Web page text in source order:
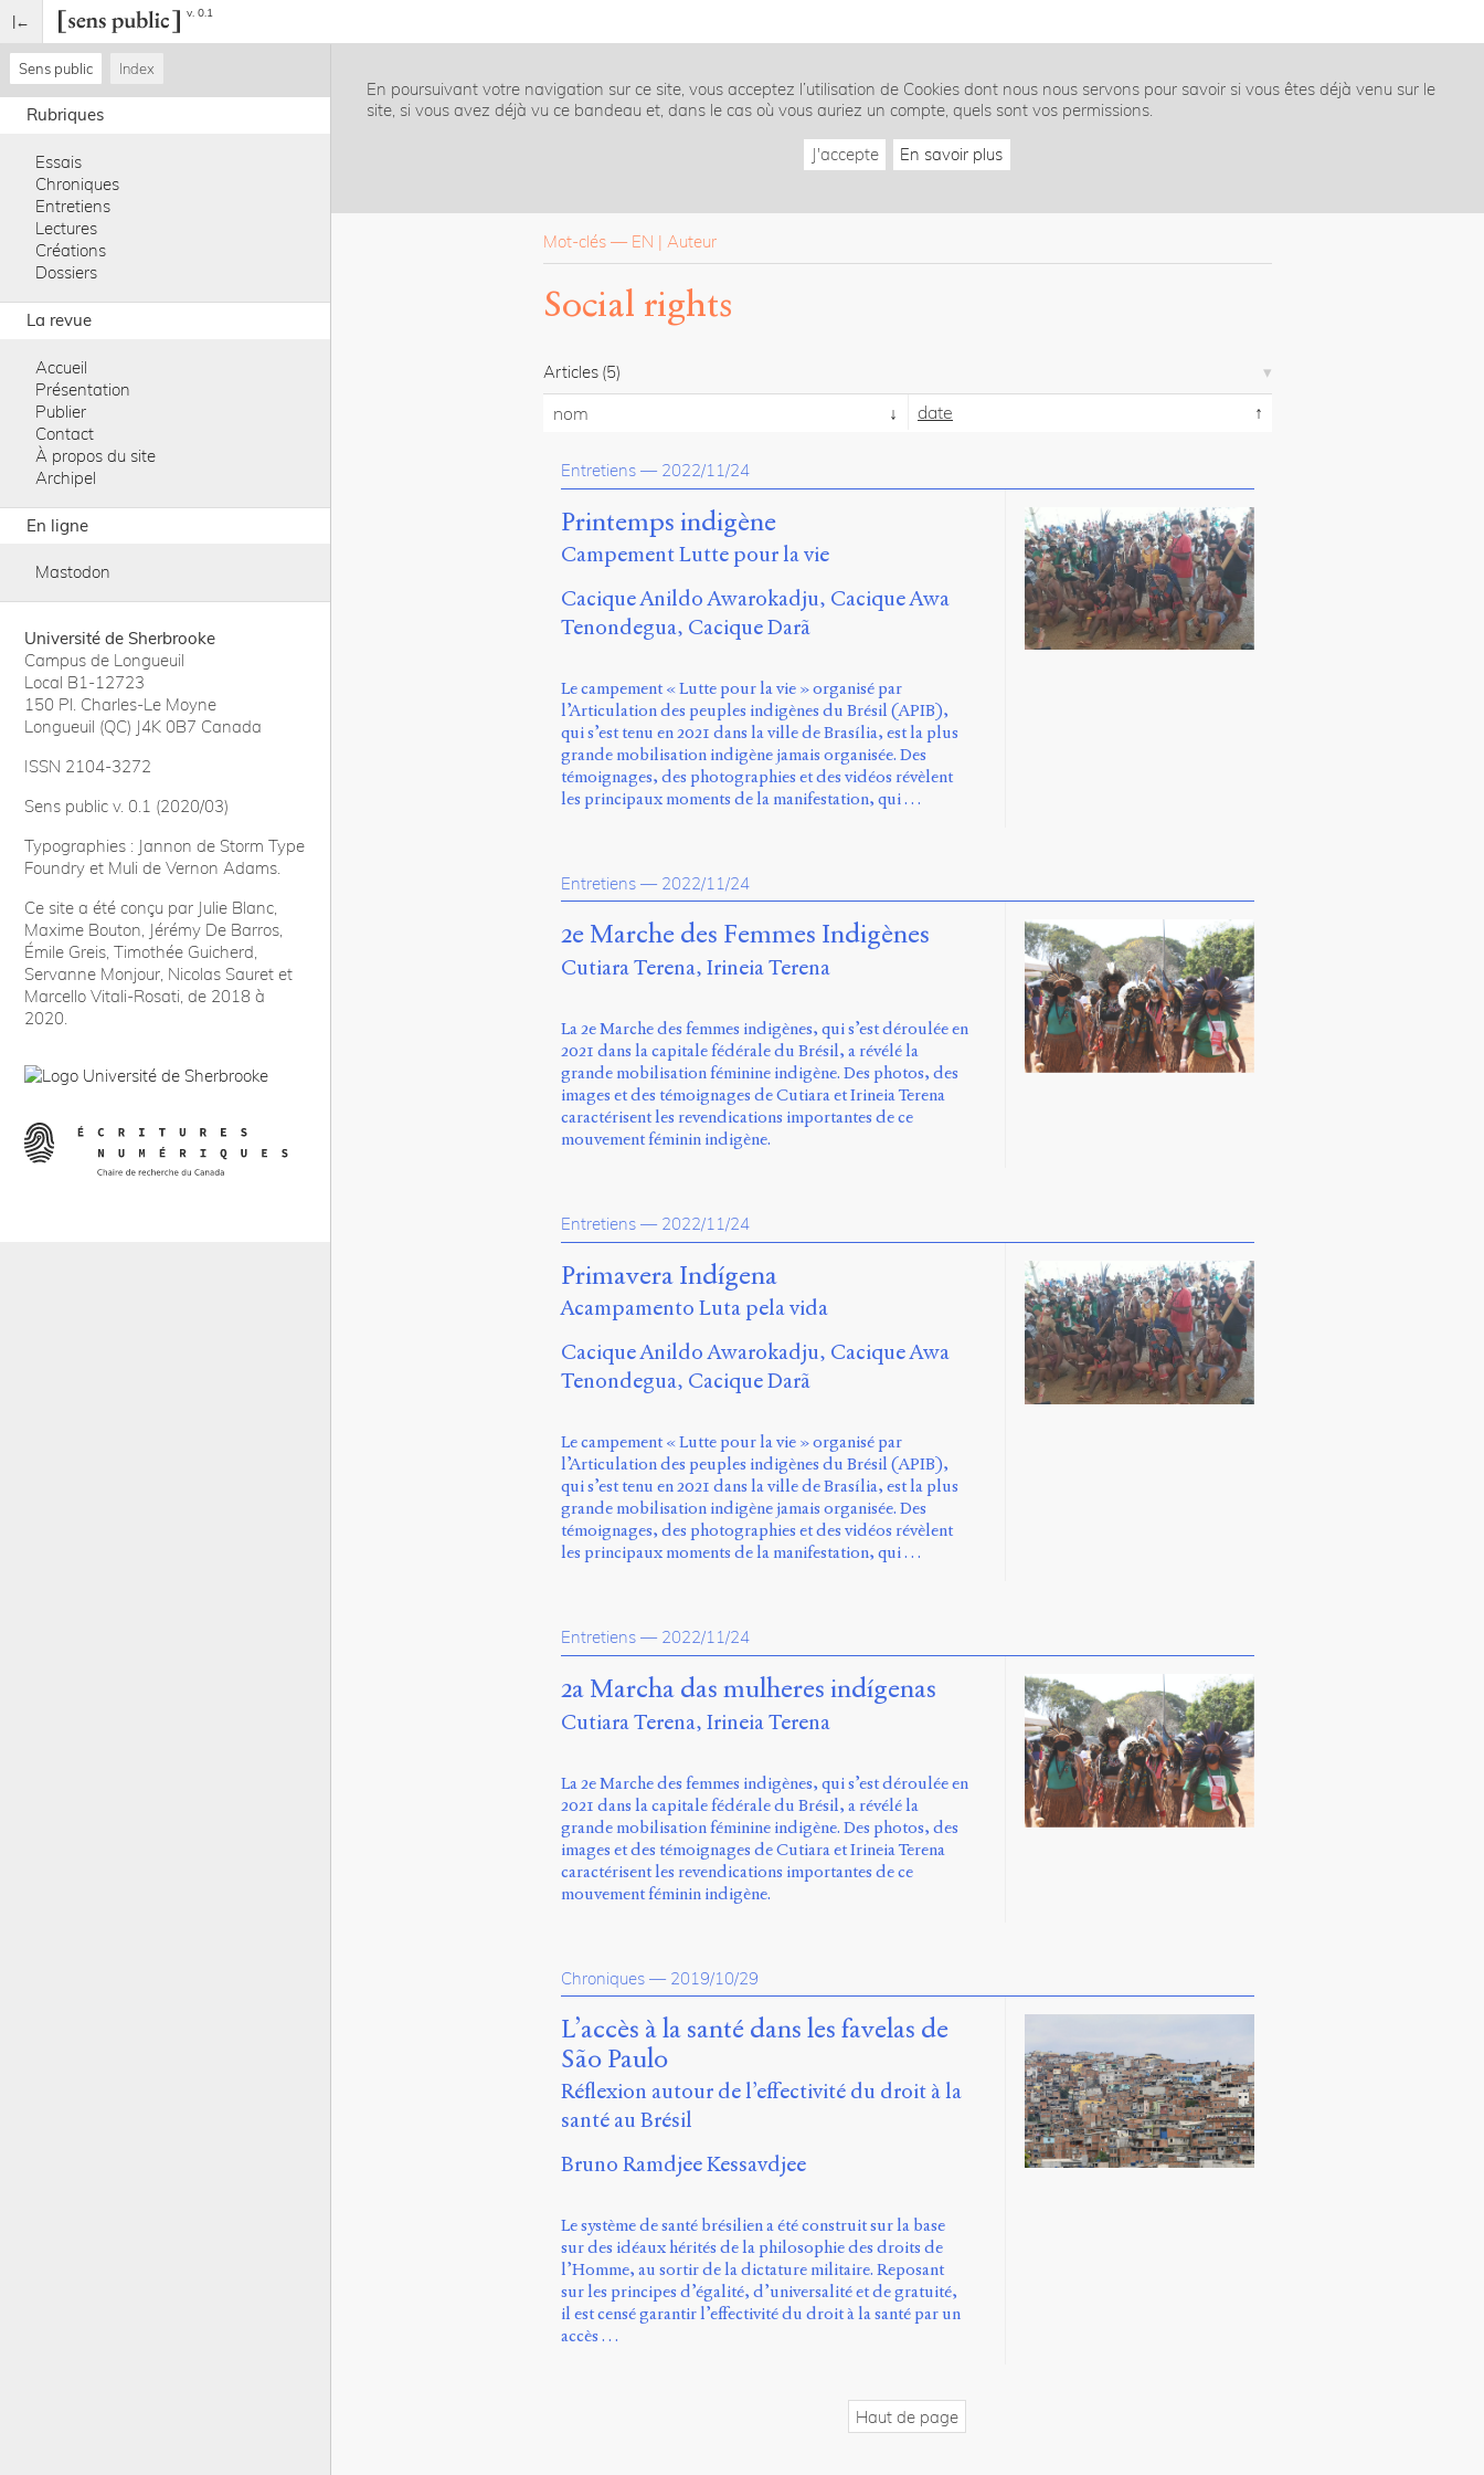
v. 0.1
Sens public Index
Rubriques
Essais
Chroniques
Entretiens
Lectures
Créations
Dossiers
La revue
Accueil
Présentation
Publier
Contact
À propos du site
Archipel
En ligne
Mastodon
Université de Sherbrooke
Campus de Longueuil
Local B1-12723
150 Pl. Charles-Le Moyne
Longueuil (QC) J4K 0B7 Canada
ISSN 2104-3272
Sens public v. 0.1 (2020/03)
Typographies : Jannon de Storm Type
Foundry et Muli de Vernon Adams.
Ce site a été conçu par Julie Blanc,
Maxime Bouton, Jérémy De Barros,
Émile Greis, Timothée Guicherd,
Servanne Monjour, Nicolas Sauret et
Marcello Vitali-Rosati, de 2018 à
2020.
En poursuivant votre navigation sur ce site, vous acceptez l’utilisation de Cookies dont nous nous servons pour savoir si vous êtes déjà venu sur le
site, si vous avez déjà vu ce bandeau et, dans le cas où vous auriez un compte, quels sont vos permissions.
J'accepte En savoir plus
Mot-clés — EN Auteur
Social rights
Articles (5)
nom date
Entretiens — 2022/11/24
Printemps indigène
Campement Lutte pour la vie
Cacique Anildo Awarokadju Cacique Awa
Tenondegua Cacique Darã
Le campement « Lutte pour la vie » organisé par
l’Articulation des peuples indigènes du Brésil (APIB),
qui s’est tenu en 2021 dans la ville de Brasília, est la plus
grande mobilisation indigène jamais organisée. Des
témoignages, des photographies et des vidéos révèlent
les principaux moments de la manifestation, qui …
Entretiens — 2022/11/24
2e Marche des Femmes Indigènes
Cutiara Terena Irineia Terena
La 2e Marche des femmes indigènes, qui s’est déroulée en
2021 dans la capitale fédérale du Brésil, a révélé la
grande mobilisation féminine indigène. Des photos, des
images et des témoignages de Cutiara et Irineia Terena
caractérisent les revendications importantes de ce
mouvement féminin indigène.
Entretiens — 2022/11/24
Primavera Indígena
Acampamento Luta pela vida
Cacique Anildo Awarokadju Cacique Awa
Tenondegua Cacique Darã
Le campement « Lutte pour la vie » organisé par
l’Articulation des peuples indigènes du Brésil (APIB),
qui s’est tenu en 2021 dans la ville de Brasília, est la plus
grande mobilisation indigène jamais organisée. Des
témoignages, des photographies et des vidéos révèlent
les principaux moments de la manifestation, qui …
Entretiens — 2022/11/24
2a Marcha das mulheres indígenas
Cutiara Terena Irineia Terena
La 2e Marche des femmes indigènes, qui s’est déroulée en
2021 dans la capitale fédérale du Brésil, a révélé la
grande mobilisation féminine indigène. Des photos, des
images et des témoignages de Cutiara et Irineia Terena
caractérisent les revendications importantes de ce
mouvement féminin indigène.
Chroniques — 2019/10/29
L’accès à la santé dans les favelas de
São Paulo
Réflexion autour de l’effectivité du droit à la
santé au Brésil
Bruno Ramdjee Kessavdjee
Le système de santé brésilien a été construit sur la base
sur des idéaux hérités de la philosophie des droits de
l’Homme, au sortir de la dictature militaire. Reposant
sur les principes d’égalité, d’universalité et de gratuité,
il est censé garantir l’effectivité du droit à la santé par un
accès …
Haut de page